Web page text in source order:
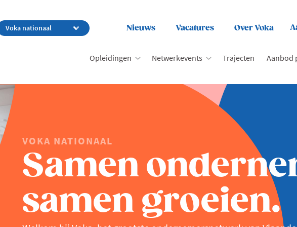
Nieuws Vacatures Over Voka
Opleidingen Netwerkevents Trajecten Aanbod
VOKA NATIONAAL
Samen
samen groeien.